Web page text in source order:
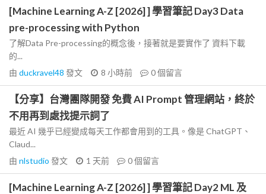
[Machine Learning A-Z [2026] ] 學習筆記 Day3 Data
pre-processing with Python
了解Data Pre-processing的概念後，接著就是要實作了 資料下載
的...
由 duckravel48 發文 8 小時前 0個留言
【分享】台灣團隊開發 免費 AI Prompt 管理網站，終於
不用再到處找提示詞了
最近 AI 幾乎已經變成每天工作都會用到的工具。像是 ChatGPT、
Claud...
由 nlstudio 發文 1 天前 0個留言
[Machine Learning A-Z [2026] ] 學習筆記 Day2 ML 及